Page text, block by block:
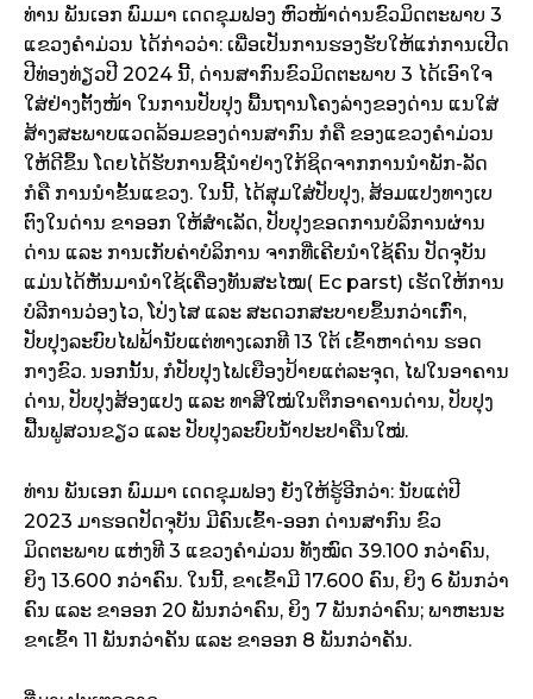
ທ່ານ ພັນເອກ ພົມມາ ເດດຂຸມຟອງ ຫົວໜ້າດ່ານຂົວມິດຕະພາບ 3
ແຂວງຄໍາມ່ວນ ໄດ້ກ່າວວ່າ: ເພື່ອເປັນການຮອງຮັບໃຫ້ແກ່ການເປີດ
ປີທ່ອງທ່ຽວປີ 2024 ນີ້, ດ່ານສາກົນຂົວມິດຕະພາບ 3 ໄດ້ເອົາໃຈ
ໃສ່ຢ່າງຕັ້ງໜ້າ ໃນການປັບປຸງ ພື້ນຖານໂຄງລ່າງຂອງດ່ານ ແນໃສ່
ສ້າງສະພາບແວດລ້ອມຂອງດ່ານສາກົນ ກໍຄື ຂອງແຂວງຄໍາມ່ວນ
ໃຫ້ດີຂຶ້ນ ໂດຍໄດ້ຮັບການຊີ້ນໍາຢ່າງໃກ້ຊິດຈາກການນໍາພັກ-ລັດ
ກໍຄື ການນໍາຂັ້ນແຂວງ. ໃນນີ້, ໄດ້ສຸມໃສ່ປັບປຸງ, ສ້ອມແປງທາງເບ
ຕົງໃນດ່ານ ຂາອອກ ໃຫ້ສໍາເລັດ, ປັບປຸງຂອດການບໍລິການຜ່ານ
ດ່ານ ແລະ ການເກັບຄ່າບໍລິການ ຈາກທີ່ເຄີຍນໍາໃຊ້ຄົນ ປັດຈຸບັນ
ແມ່ນໄດ້ຫັນມານໍາໃຊ້ເຄື່ອງທັນສະໄໝ( Ec parst) ເຮັດໃຫ້ການ
ບໍລີການວ່ອງໄວ, ໂປ່ງໄສ ແລະ ສະດວກສະບາຍຂຶ້ນກວ່າເກົ່າ,
ປັບປຸງລະບົບໄຟຟ້ານັບແຕ່ທາງເລກທີ 13 ໃຕ້ ເຂົ້າຫາດ່ານ ຮອດ
ກາງຂົວ. ນອກນັ້ນ, ກໍປັບປຸງໄຟເຍືອງປ້າຍແຕ່ລະຈຸດ, ໄຟໃນອາຄານ
ດ່ານ, ປັບປຸງສ້ອງແປງ ແລະ ທາສີໃໝ່ໃນຕຶກອາຄານດ່ານ, ປັບປຸງ
ຟື້ນຟູສວນຂຽວ ແລະ ປັບປຸງລະບົບນໍ້າປະປາຄືນໃໝ່.
ທ່ານ ພັນເອກ ພົມມາ ເດດຂຸມຟອງ ຍັງໃຫ້ຮູ້ອີກວ່າ: ນັບແຕ່ປີ
2023 ມາຮອດປັດຈຸບັນ ມີຄົນເຂົ້າ-ອອກ ດ່ານສາກົນ ຂົວ
ມິດຕະພາບ ແຫ່ງທີ 3 ແຂວງຄໍາມ່ວນ ທັງໝົດ 39.100 ກວ່າຄົນ,
ຍິງ 13.600 ກວ່າຄົນ. ໃນນີ້, ຂາເຂົ້າມີ 17.600 ຄົນ, ຍິງ 6 ພັນກວ່າ
ຄົນ ແລະ ຂາອອກ 20 ພັນກວ່າຄົນ, ຍິງ 7 ພັນກວ່າຄົນ; ພາຫະນະ
ຂາເຂົ້າ 11 ພັນກວ່າຄັນ ແລະ ຂາອອກ 8 ພັນກວ່າຄັນ.